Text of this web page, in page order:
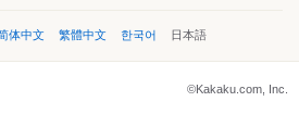
体中文 繁體中文 한국어 日本語
©Kakaku.com, Inc.